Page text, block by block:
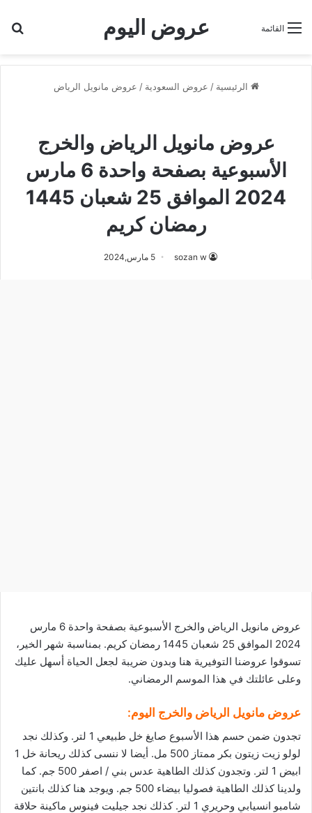
عروض اليوم القائمة
الرئيسية / عروض السعودية / عروض مانويل الرياض
عروض مانويل الرياض والخرج
الأسبوعية بصفحة واحدة 6 مارس
2024 الموافق 25 شعبان 1445
رمضان كريم
sozan w 5 مارس,2024
عروض مانويل الرياض والخرج الأسبوعية بصفحة واحدة 6 مارس
2024 الموافق 25 شعبان 1445 رمضان كريم. بمناسبة شهر الخير،
تسوقوا عروضنا التوفيرية هنا وبدون ضريبة لجعل الحياة أسهل عليك
وعلى عائلتك في هذا الموسم الرمضاني.
عروض مانويل الرياض والخرج اليوم:
تجدون ضمن حسم هذا الأسبوع صايغ خل طبيعي 1 لتر. وكذلك نجد
لولو زيت زيتون بكر ممتاز 500 مل. أيضا لا ننسى كذلك ريحانة خل 1
ابيض 1 لتر. وتجدون كذلك الطاهية عدس بني / اصفر 500 جم. كما
ولدينا كذلك الطاهية فصوليا بيضاء 500 جم. ويوجد هنا كذلك بانتين
شامبو انسيابي وحريري 1 لتر. كذلك نجد جيليت فينوس ماكينة حلاقة